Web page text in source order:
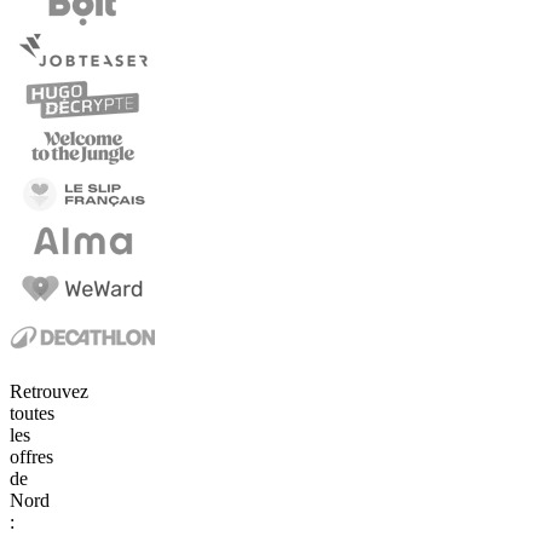
Retrouvez
toutes
les
offres
de
Nord
: